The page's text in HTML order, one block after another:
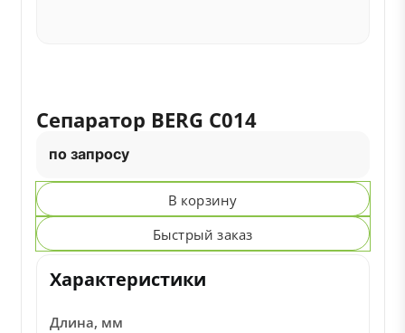
Сепаратор BERG C014
по запросу
В корзину
Быстрый заказ
Характеристики
Длина, мм